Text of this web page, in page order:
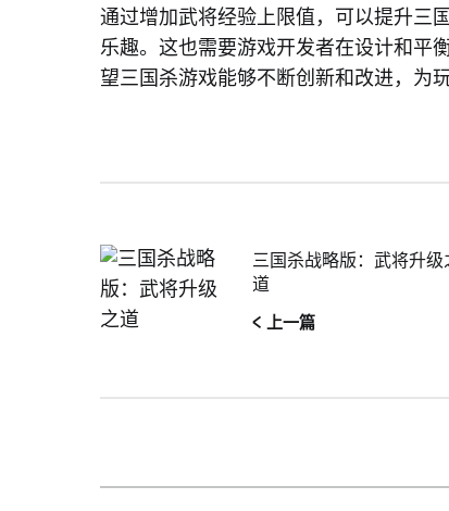
通过增加武将经验上限值，可以提升三
乐趣。这也需要游戏开发者在设计和平
望三国杀游戏能够不断创新和改进，为
三国杀战略版：武将升级
道
< 上一篇